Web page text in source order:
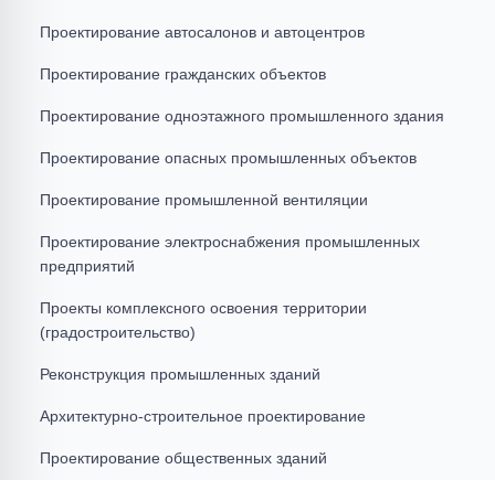
Проектирование автосалонов и автоцентров
Проектирование гражданских объектов
Проектирование одноэтажного промышленного здания
Проектирование опасных промышленных объектов
Проектирование промышленной вентиляции
Проектирование электроснабжения промышленных
предприятий
Проекты комплексного освоения территории
(градостроительство)
Реконструкция промышленных зданий
Архитектурно-строительное проектирование
Проектирование общественных зданий